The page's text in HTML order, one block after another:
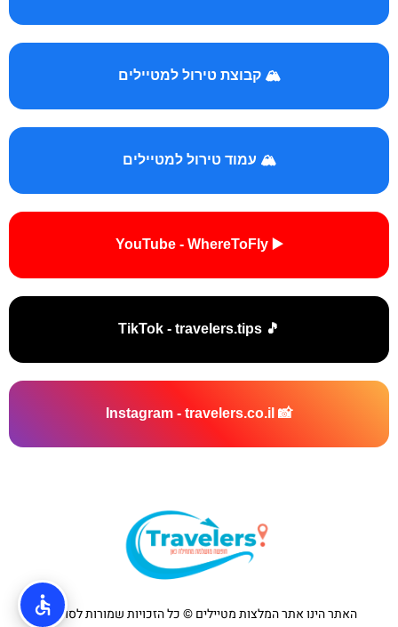
🏔️ קבוצת טירול למטיילים
🏔️ עמוד טירול למטיילים
▶️ YouTube - WhereToFly
🎵 TikTok - travelers.tips
📸 Instagram - travelers.co.il
האתר הינו אתר המלצות מטיילים © כל הזכויות שמורות לסוכנות